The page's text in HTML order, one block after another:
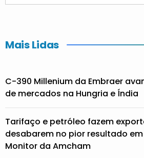
Mais Lidas
C-390 Millenium da Embraer
de mercados na Hungria e Índia
Tarifaço e petróleo fazem
desabarem no pior resultado
Monitor da Amcham